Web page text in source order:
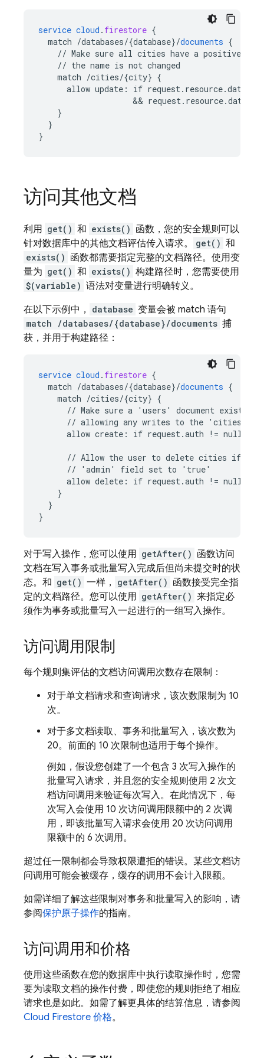
service cloud . firestore {
match /databases/{database}/documents {
// Make sure all cities have a positive
// the name is not changed
match /cities/{city} {
allow update : if request. resource.data
&& request. resource.data
}
}
}
访问其他文档
利用 get() 和 exists() 函数，您的安全规则可以
针对数据库中的其他文档评估传入请求。
get() 和
exists() 函数都需要指定完整的文档路径。使用变
量为 get() 和 exists() 构建路径时，您需要使用
$(variable) 语法对变量进行明确转义。
在以下示例中，
database 变量会被 match 语句
match /databases/{database}/documents 捕
获，并用于构建路径：
service cloud . firestore {
match /databases/{database}/documents {
match /cities/{city} {
// Make sure a 'users' document exists
// allowing any writes to the 'cities'
allow create : if request.auth != null
// Allow the user to delete cities if
//
'admin' field set to
'true'
allow delete : if request.auth != null
}
}
}
对于写入操作，您可以使用 getAfter() 函数访问
文档在写入事务或批量写入完成后但尚未提交时的状
态。和 get() 一样， getAfter() 函数接受完全指
定的文档路径。您可以使用 getAfter() 来指定必
须作为事务或批量写入一起进行的一组写入操作。
访问调用限制
每个规则集评估的文档访问调用次数存在限制：
对于单文档请求和查询请求，该次数限制为 10
次。
对于多文档读取、事务和批量写入，该次数为
20。前面的 10 次限制也适用于每个操作。
例如，假设您创建了一个包含 3 次写入操作的
批量写入请求，并且您的安全规则使用 2 次文
档访问调用来验证每次写入。在此情况下，每
次写入会使用 10 次访问调用限额中的 2 次调
用，即该批量写入请求会使用 20 次访问调用
限额中的 6 次调用。
超过任一限制都会导致权限遭拒的错误。某些文档访
问调用可能会被缓存，缓存的调用不会计入限额。
如需详细了解这些限制对事务和批量写入的影响，请
参阅保护原子操作的指南。
访问调用和价格
使用这些函数在您的数据库中执行读取操作时，您需
要为读取文档的操作付费，即使您的规则拒绝了相应
请求也是如此。如需了解更具体的结算信息，请参阅
Cloud Firestore 价格。